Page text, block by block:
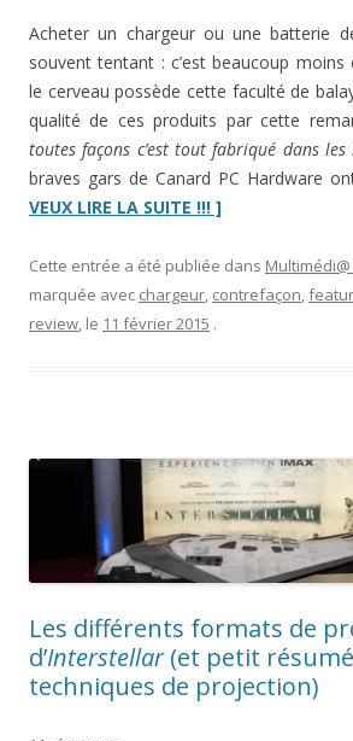
Acheter un chargeur ou une batterie
souvent tentant : c’est beaucoup moins
le cerveau possède cette faculté de
qualité de ces produits par cette
toutes façons c’est tout fabriqué dans les
braves gars de Canard PC Hardware
VEUX LIRE LA SUITE !!! ]“Le
où
j’ai
Cette entrée a été publiée dans
marquée avec chargeur, contrefaçon,
review, le 11 février 2015 .
Les différents formats de
d’Interstellar(et petit
techniques de projection)